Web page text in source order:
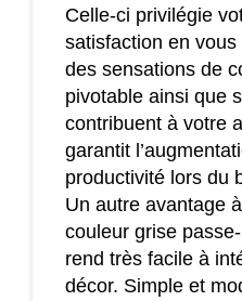
Celle-ci privilégie
satisfaction en
des sensations de
pivotable ainsi que
contribuent à votre
garantit
productivité lors du
Un autre avantage
couleur grise
rend très facile à
décor. Simple et